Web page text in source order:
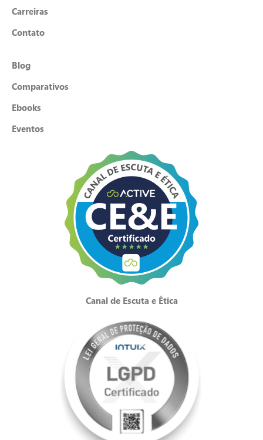
Carreiras
Contato
Blog
Comparativos
Ebooks
Eventos
Canal de Escuta e Ética